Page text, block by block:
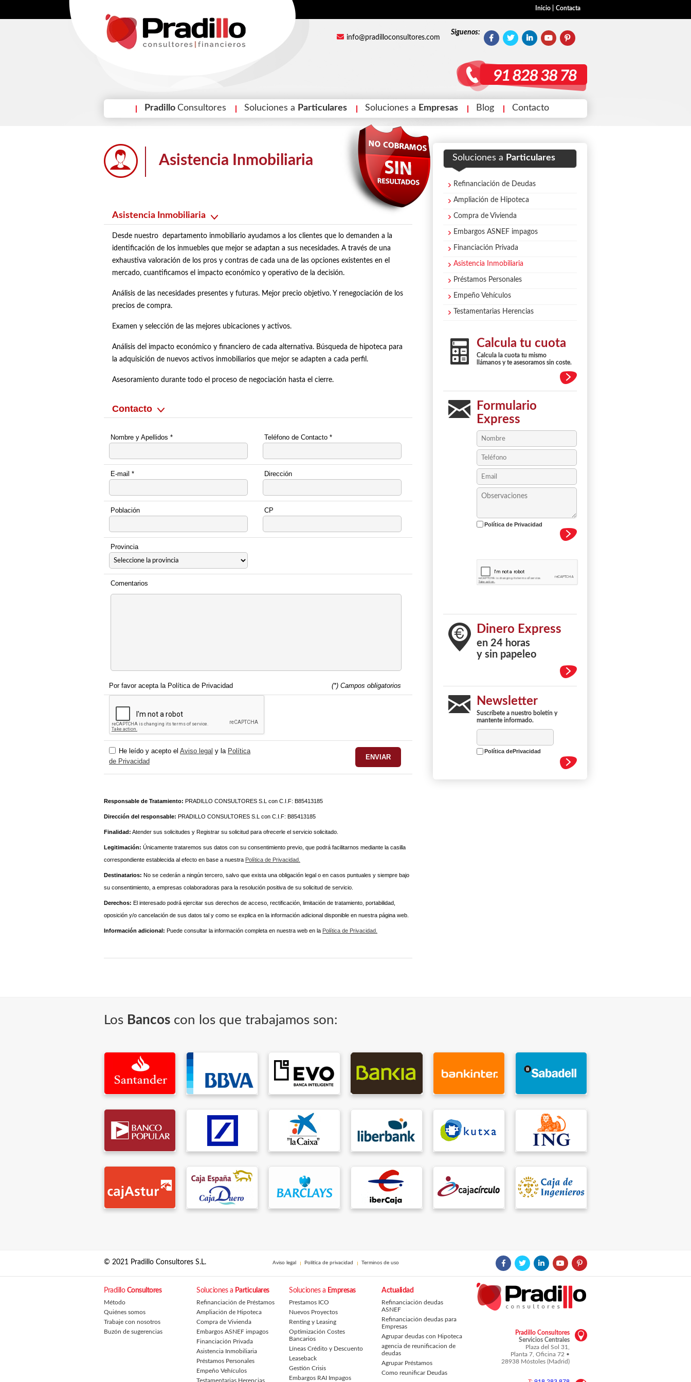
Inicio Contacta
Siguenos:
info@pradilloconsultores.com
Pradillo Consultores Soluciones a Particulares Soluciones a Empresas Blog Contacto
Asistencia Inmobiliaria
Asistencia Inmobiliaria
Desde nuestro departamento inmobiliario ayudamos a los clientes que lo demanden a la
identificación de los inmuebles que mejor se adaptan a sus necesidades. A través de una
exhaustiva valoración de los pros y contras de cada una de las opciones existentes en el
mercado, cuantificamos el impacto económico y operativo de la decisión.
Análisis de las necesidades presentes y futuras. Mejor precio objetivo. Y renegociación de los
precios de compra.
Examen y selección de las mejores ubicaciones y activos.
Análisis del impacto económico y financiero de cada alternativa. Búsqueda de hipoteca para
la adquisición de nuevos activos inmobiliarios que mejor se adapten a cada perfil.
Asesoramiento durante todo el proceso de negociación hasta el cierre.
Contacto
Nombre y Apellidos * Teléfono de Contacto *
E-mail * Dirección
Población CP
Provincia
Comentarios
Por favor acepta la Política de Privacidad (*) Campos obligatorios
He leído y acepto el Aviso legal y la Política
de Privacidad
Responsable de Tratamiento: PRADILLO CONSULTORES S.L con C.I.F: B85413185
Dirección del responsable: PRADILLO CONSULTORES S.L con C.I.F: B85413185
Finalidad: Atender sus solicitudes y Registrar su solicitud para ofrecerle el servicio solicitado.
Legitimación: Únicamente trataremos sus datos con su consentimiento previo, que podrá facilitarnos mediante la casilla
correspondiente establecida al efecto en base a nuestra Política de Privacidad.
Destinatarios: No se cederán a ningún tercero, salvo que exista una obligación legal o en casos puntuales y siempre bajo
su consentimiento, a empresas colaboradoras para la resolución positiva de su solicitud de servicio.
Derechos: El interesado podrá ejercitar sus derechos de acceso, rectificación, limitación de tratamiento, portabilidad,
oposición y/o cancelación de sus datos tal y como se explica en la información adicional disponible en nuestra página web.
Información adicional: Puede consultar la información completa en nuestra web en la Política de Privacidad.
Soluciones a Particulares
Refinanciación de Deudas
Ampliación de Hipoteca
Compra de Vivienda
Embargos ASNEF impagos
Financiación Privada
Asistencia Inmobiliaria
Préstamos Personales
Empeño Vehículos
Testamentarias Herencias
Calcula tu cuota
Calcula la cuota tu mismo
llámanos y te asesoramos sin coste.
Formulario
Express
Política de Privacidad
Dinero Express
en 24 horas
y sin papeleo
Newsletter
Suscríbete a nuestro boletín y
mantente informado.
Política dePrivacidad
Los Bancos con los que trabajamos son:
© 2021 Pradillo Consultores S.L. Aviso legal Política de privacidad Terminos de uso
Pradillo Consultores
Método
Quiénes somos
Trabaje con nosotros
Buzón de sugerencias
Soluciones a Particulares
Refinanciación de Préstamos
Ampliación de Hipoteca
Compra de Vivienda
Embargos ASNEF impagos
Financiación Privada
Asistencia Inmobiliaria
Préstamos Personales
Empeño Vehículos
Testamentarias Herencias
Soluciones a Empresas
Prestamos ICO
Nuevos Proyectos
Renting y Leasing
Optimización Costes
Bancarios
Líneas Crédito y Descuento
Leaseback
Gestión Crisis
Embargos RAI Impagos
Actualidad
Refinanciación deudas
ASNEF
Refinanciación deudas para
Empresas
Agrupar deudas con Hipoteca
agencia de reunificacion de
deudas
Agrupar Préstamos
Como reunificar Deudas
Pradillo Consultores
Servicios Centrales
Plaza del Sol 31,
Planta 7, Oficina 72 •
28938 Móstoles (Madrid)